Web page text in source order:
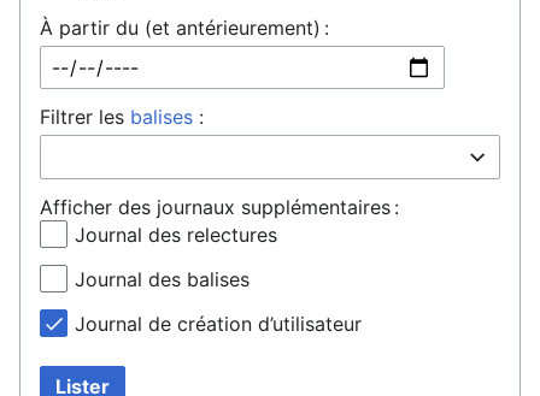
À partir du (et antérieurement) :
Filtrer les balises :
Afficher des journaux supplémentaires :
Journal des relectures
Journal des balises
Journal de création d’utilisateur
Lister